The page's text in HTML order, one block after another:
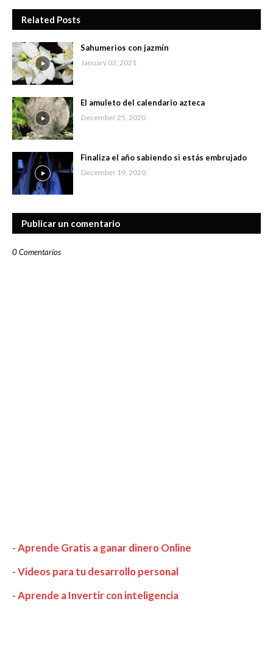
Related Posts
Sahumerios con jazmín
January 03, 2021
El amuleto del calendario azteca
December 25, 2020
Finaliza el año sabiendo si estás embrujado
December 19, 2020
Publicar un comentario
0 Comentarios
-Aprende Gratis a ganar dinero Online
-Videos para tu desarrollo personal
-Aprende a Invertir con inteligencia